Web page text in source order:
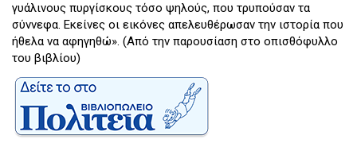
γυάλινους πυργίσκους τόσο ψηλούς, που τρυπούσαν τα
σύννεφα. Εκείνες οι εικόνες απελευθέρωσαν την ιστορία που
ήθελα να αφηγηθώ». (Από την παρουσίαση στο οπισθόφυλλο
του βιβλίου)